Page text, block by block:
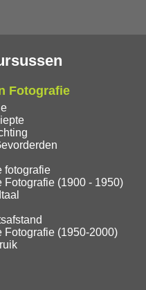
Fotografie
fotografie
(1900 - 1950)
Fotografie (1950-2000)